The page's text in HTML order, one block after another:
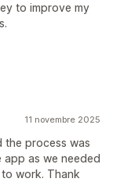
to improve my
11 novembre 2025
process was
app as we needed
work. Thank